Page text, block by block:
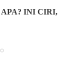
INI CIRI,